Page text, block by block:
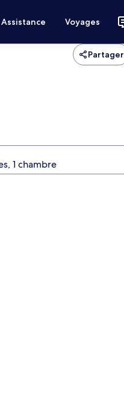
Assistance Voyages
Partager